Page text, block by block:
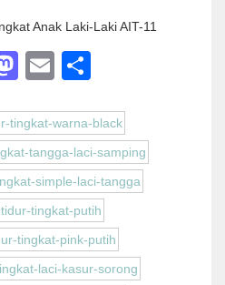
Anak Laki-Laki AIT-11
Mastodon
Email